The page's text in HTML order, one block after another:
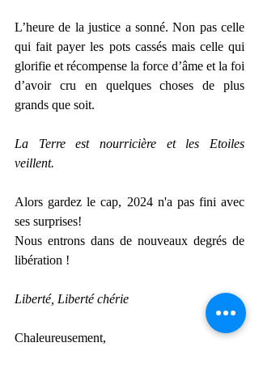
L’heure de la justice a sonné. Non pas celle
qui fait payer les pots cassés mais celle qui
glorifie et récompense la force d’âme et la foi
d’avoir cru en quelques choses de plus
grands que soit.
La Terre est nourricière et les Etoiles
veillent.
Alors gardez le cap, 2024 n'a pas fini avec
ses surprises!
Nous entrons dans de nouveaux degrés de
libération !
Liberté, Liberté chérie
Chaleureusement,